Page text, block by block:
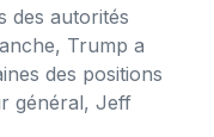
des autorités
Trump a
des positions
général, Jeff